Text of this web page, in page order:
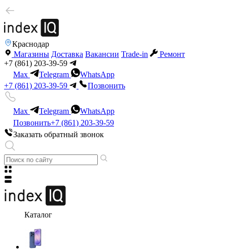
Краснодар
Магазины Доставка Вакансии Trade-in
Ремонт
+7 (861) 203-39-59
Max
Telegram
WhatsApp
+7 (861) 203-39-59
Позвонить
Max Telegram
WhatsApp
Позвонить+7 (861) 203-39-59
Заказать обратный звонок
Каталог